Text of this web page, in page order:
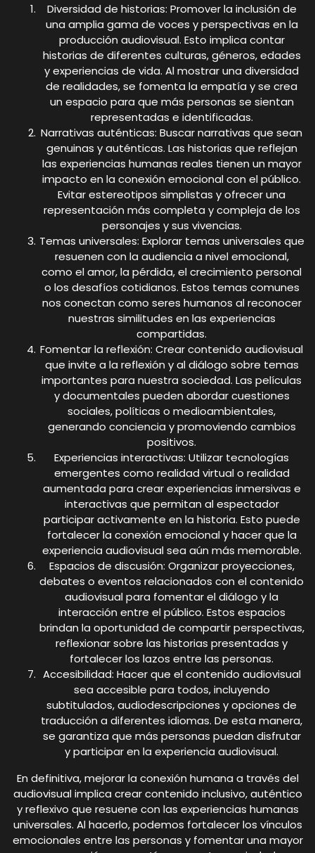
Diversidad de historias: Promover la inclusión de
una amplia gama de voces y perspectivas en la
producción audiovisual. Esto implica contar
historias de diferentes culturas, géneros, edades
y experiencias de vida. Al mostrar una diversidad
de realidades, se fomenta la empatía y se crea
un espacio para que más personas se sientan
representadas e identificadas.
Narrativas auténticas: Buscar narrativas que sean
genuinas y auténticas. Las historias que reflejan
las experiencias humanas reales tienen un mayor
impacto en la conexión emocional con el público.
Evitar estereotipos simplistas y ofrecer una
representación más completa y compleja de los
personajes y sus vivencias.
Temas universales: Explorar temas universales que
resuenen con la audiencia a nivel emocional,
como el amor, la pérdida, el crecimiento personal
o los desafíos cotidianos. Estos temas comunes
nos conectan como seres humanos al reconocer
nuestras similitudes en las experiencias
compartidas.
Fomentar la reflexión: Crear contenido audiovisual
que invite a la reflexión y al diálogo sobre temas
importantes para nuestra sociedad. Las películas
y documentales pueden abordar cuestiones
sociales, políticas o medioambientales,
generando conciencia y promoviendo cambios
positivos.
Experiencias interactivas: Utilizar tecnologías
emergentes como realidad virtual o realidad
aumentada para crear experiencias inmersivas e
interactivas que permitan al espectador
participar activamente en la historia. Esto puede
fortalecer la conexión emocional y hacer que la
experiencia audiovisual sea aún más memorable.
Espacios de discusión: Organizar proyecciones,
debates o eventos relacionados con el contenido
audiovisual para fomentar el diálogo y la
interacción entre el público. Estos espacios
brindan la oportunidad de compartir perspectivas,
reflexionar sobre las historias presentadas y
fortalecer los lazos entre las personas.
Accesibilidad: Hacer que el contenido audiovisual
sea accesible para todos, incluyendo
subtitulados, audiodescripciones y opciones de
traducción a diferentes idiomas. De esta manera,
se garantiza que más personas puedan disfrutar
y participar en la experiencia audiovisual.
En definitiva, mejorar la conexión humana a través del
audiovisual implica crear contenido inclusivo, auténtico
y reflexivo que resuene con las experiencias humanas
universales. Al hacerlo, podemos fortalecer los vínculos
emocionales entre las personas y fomentar una mayor